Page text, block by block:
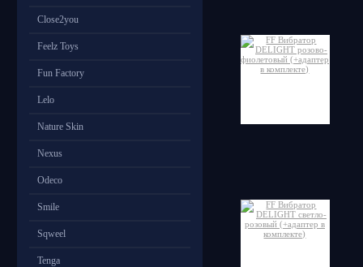
Close2you
Feelz Toys
Fun Factory
Lelo
Nature Skin
Nexus
Odeco
Smile
Sqweel
Tenga